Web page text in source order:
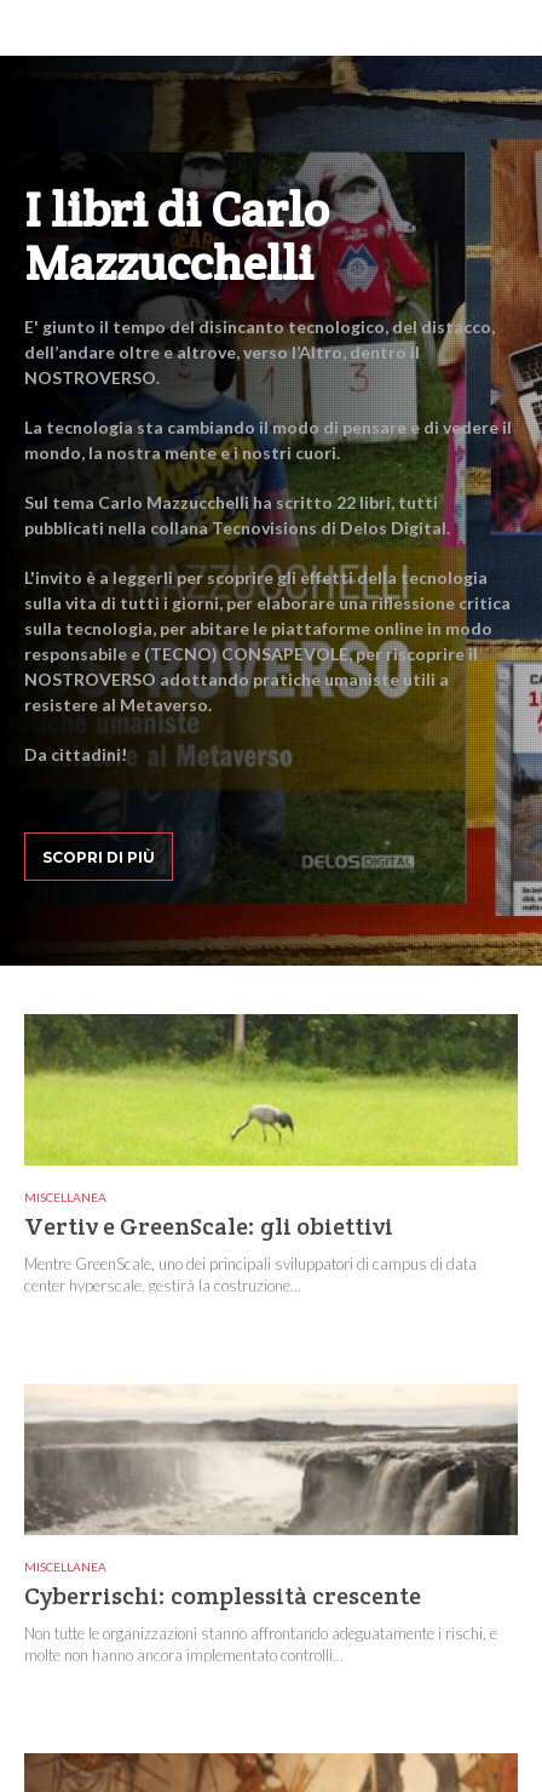
I libri di Carlo
Mazzucchelli
E' giunto il tempo del disincanto tecnologico, del distacco,
dell’andare oltre e altrove, verso l’Altro, dentro il
NOSTROVERSO.
La tecnologia sta cambiando il modo di pensare e di vedere il
mondo, la nostra mente e i nostri cuori.
Sul tema Carlo Mazzucchelli ha scritto 22 libri, tutti
pubblicati nella collana Tecnovisions di Delos Digital.
L'invito è a leggerli per scoprire gli effetti della tecnologia
sulla vita di tutti i giorni, per elaborare una riflessione critica
sulla tecnologia, per abitare le piattaforme online in modo
responsabile e (TECNO) CONSAPEVOLE, per riscoprire il
NOSTROVERSO adottando pratiche umaniste utili a
resistere al Metaverso.
Da cittadini!
SCOPRI DI PIÙ
MISCELLANEA
Vertiv e GreenScale: gli obiettivi
Mentre GreenScale, uno dei principali sviluppatori di campus di data
center hyperscale, gestirà la costruzione...
MISCELLANEA
Cyberrischi: complessità crescente
Non tutte le organizzazioni stanno affrontando adeguatamente i rischi, e
molte non hanno ancora implementato controlli...